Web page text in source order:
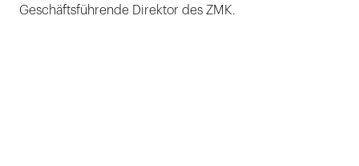
Geschäftsführende Direktor des ZMK.